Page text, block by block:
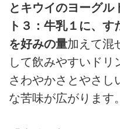
とキウイのヨーグル
ト３：牛乳１に、
を好みの量加えて混
して飲みやすいドリ
さわやかさとやさし
な苦味が広がります。